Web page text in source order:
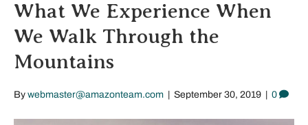
What We Experience When
We Walk Through the
Mountains
By webmaster@amazonteam.com September 30, 2019 0